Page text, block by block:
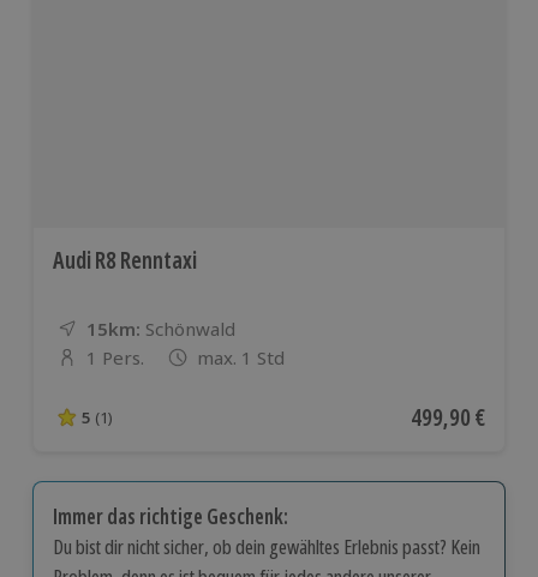
Audi R8 Renntaxi
15km: Entfernung
Standort
Schönwald
Anzahl der Teilnehmer
1 Pers. max. 1 Std
5 von 5 Sternen basierend auf 1 Bewertungen
5 (1) Aktueller Preis
499,90 €
Immer das richtige Geschenk:
Du bist dir nicht sicher, ob dein gewähltes Erlebnis passt? Kein